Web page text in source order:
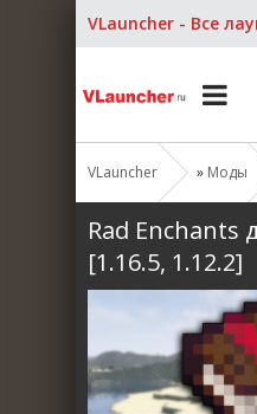
VLauncher - Все
VLauncher » Моды
Rad Enchants
[1.16.5, 1.12.2]